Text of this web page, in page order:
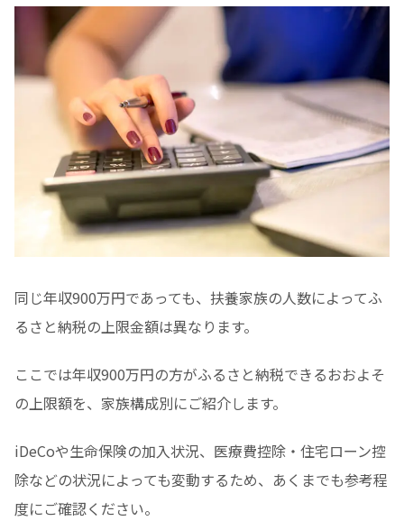
同じ年収900万円であっても、扶養家族の人数によってふ
るさと納税の上限金額は異なります。
ここでは年収900万円の方がふるさと納税できるおおよそ
の上限額を、家族構成別にご紹介します。
iDeCoや生命保険の加入状況、医療費控除・住宅ローン控
除などの状況によっても変動するため、あくまでも参考程
度にご確認ください。